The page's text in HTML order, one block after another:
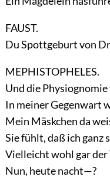
FAUST.
Du Spottgeburt von
MEPHISTOPHELES.
Und die
In meiner Gegenwart
Mein Mäskchen da
Sie fühlt, daß ich ganz
Vielleicht wohl gar der
Nun, heute nacht—?